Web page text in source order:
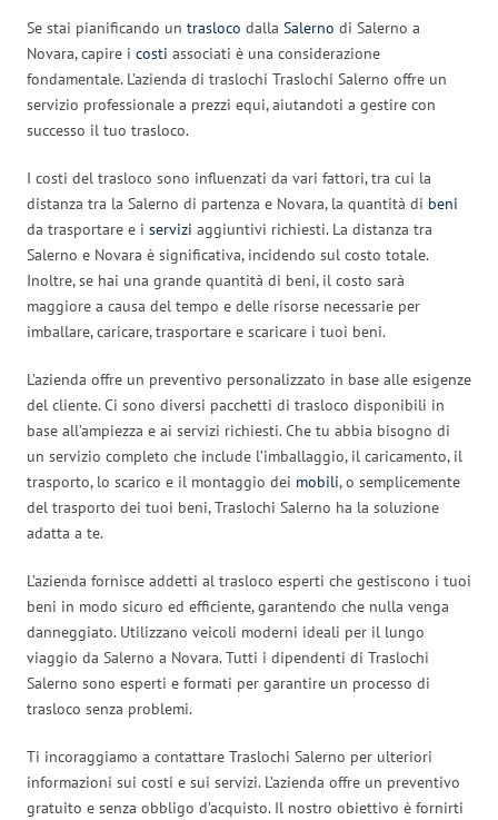
Se stai pianificando un trasloco dalla Salerno di Salerno a
Novara, capire i costi associati è una considerazione
fondamentale. L’azienda di traslochi Traslochi Salerno offre un
servizio professionale a prezzi equi, aiutandoti a gestire con
successo il tuo trasloco.
I costi del trasloco sono influenzati da vari fattori, tra cui la
distanza tra la Salerno di partenza e Novara, la quantità di beni
da trasportare e i servizi aggiuntivi richiesti. La distanza tra
Salerno e Novara è significativa, incidendo sul costo totale.
Inoltre, se hai una grande quantità di beni, il costo sarà
maggiore a causa del tempo e delle risorse necessarie per
imballare, caricare, trasportare e scaricare i tuoi beni.
L’azienda offre un preventivo personalizzato in base alle esigenze
del cliente. Ci sono diversi pacchetti di trasloco disponibili in
base all’ampiezza e ai servizi richiesti. Che tu abbia bisogno di
un servizio completo che include l’imballaggio, il caricamento, il
trasporto, lo scarico e il montaggio dei mobili, o semplicemente
del trasporto dei tuoi beni, Traslochi Salerno ha la soluzione
adatta a te.
L’azienda fornisce addetti al trasloco esperti che gestiscono i tuoi
beni in modo sicuro ed efficiente, garantendo che nulla venga
danneggiato. Utilizzano veicoli moderni ideali per il lungo
viaggio da Salerno a Novara. Tutti i dipendenti di Traslochi
Salerno sono esperti e formati per garantire un processo di
trasloco senza problemi.
Ti incoraggiamo a contattare Traslochi Salerno per ulteriori
informazioni sui costi e sui servizi. L’azienda offre un preventivo
gratuito e senza obbligo d’acquisto. Il nostro obiettivo è fornirti